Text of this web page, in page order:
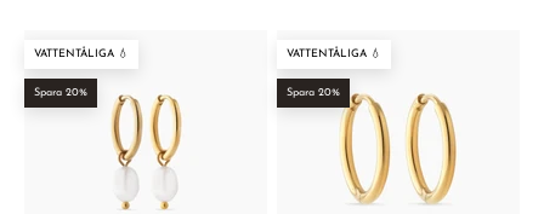
VATTENTÅLIGA 💧
Spara 20%
VATTENTÅLIGA 💧
Spara 20%